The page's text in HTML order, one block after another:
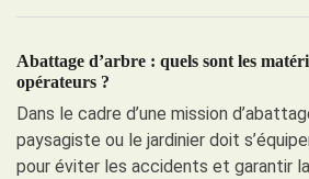
Abattage d’arbre : quels sont les
opérateurs ?
Dans le cadre d’une mission
paysagiste ou le jardinier doit
pour éviter les accidents et garantir